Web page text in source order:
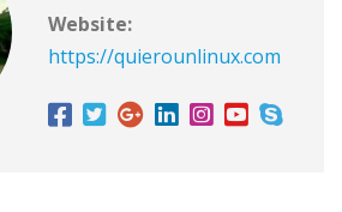
Website:
https://quierounlinux.com